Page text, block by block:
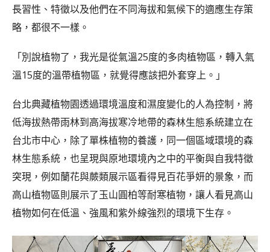
長習性、特徵以及他們在不同海拔和氣候下的適應生存策
略，都很不一樣。
「別說植物了，我光是從氣溫25度的多肉植物區，轉入氣
溫15度的溫帶植物區，就覺得應該把外套穿上。」
台北典藏植物園透過環境溫度和濕度變化的人為控制，將
低海拔熱帶雨林到高海拔寒冷地帶的森林生態系統建立在
台北市中心，除了單株植物的養護，同一個區域環境的森
林生態系統，也呈現與原地環境內之中的平衡與自我特徵
突現，例如蘭花與蕨類展示區看得見百花爭妍的景象，而
高山植物區則展示了玉山圓柏等耐寒植物，讓人看見高山
植物如何在低溫、強風和紫外線強烈的環境下生存。